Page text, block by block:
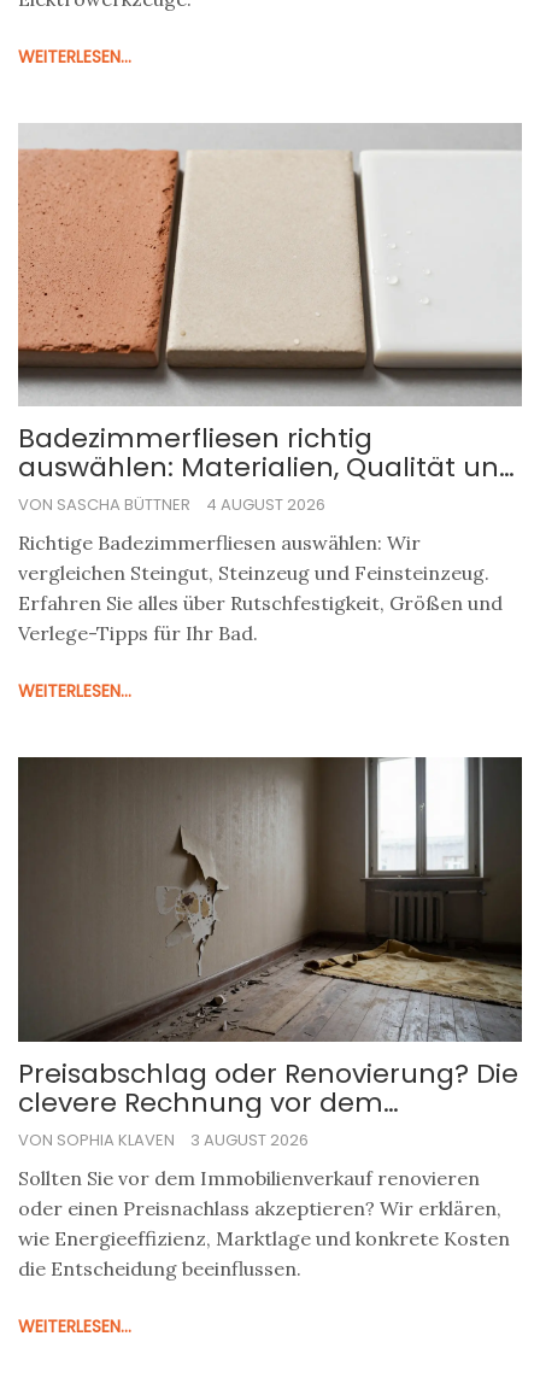
WEITERLESEN...
Badezimmerfliesen richtig
auswählen: Materialien, Qualität und
Tipps für die Renovierung
VON SASCHA BÜTTNER 4 AUGUST 2026
Richtige Badezimmerfliesen auswählen: Wir
vergleichen Steingut, Steinzeug und Feinsteinzeug.
Erfahren Sie alles über Rutschfestigkeit, Größen und
Verlege-Tipps für Ihr Bad.
WEITERLESEN...
Preisabschlag oder Renovierung? Die
clevere Rechnung vor dem
Immobilienverkauf
VON SOPHIA KLAVEN 3 AUGUST 2026
Sollten Sie vor dem Immobilienverkauf renovieren
oder einen Preisnachlass akzeptieren? Wir erklären,
wie Energieeffizienz, Marktlage und konkrete Kosten
die Entscheidung beeinflussen.
WEITERLESEN...